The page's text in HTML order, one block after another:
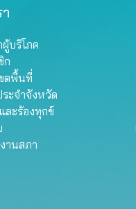
บริโภค
ก
ตพื้นที่
ะจำจังหวัด
ละร้องทุกข์
านสภา